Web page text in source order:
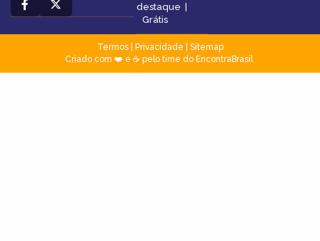
destaque |
Grátis
Termos| Privacidade
Sitemap
Criado com ❤️ e ☕ pelo time do EncontraBrasil